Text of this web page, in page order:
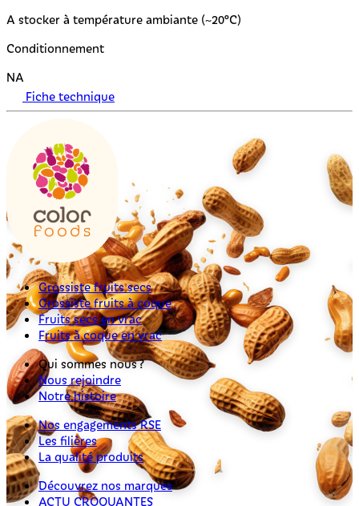
A stocker à température ambiante (~20°C)
Conditionnement
NA
Fiche technique
Grossiste fruits secs
Grossiste fruits à coque
Fruits secs en vrac
Fruits à coque en vrac
Qui sommes nous ?
Nous rejoindre
Notre histoire
Nos engagements RSE
Les filières
La qualité produits
Découvrez nos marques
ACTU CROQUANTES